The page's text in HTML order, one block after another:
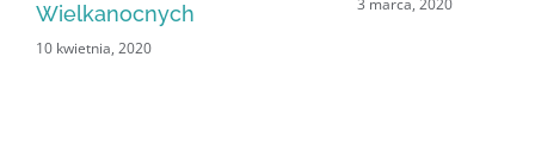
Wielkanocnych
10 kwietnia, 2020
3 marca, 2020